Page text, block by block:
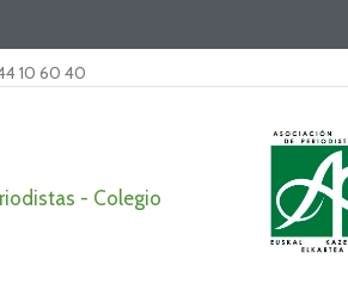
10 60 40
- Colegio